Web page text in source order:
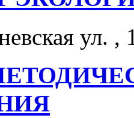
ул. ,